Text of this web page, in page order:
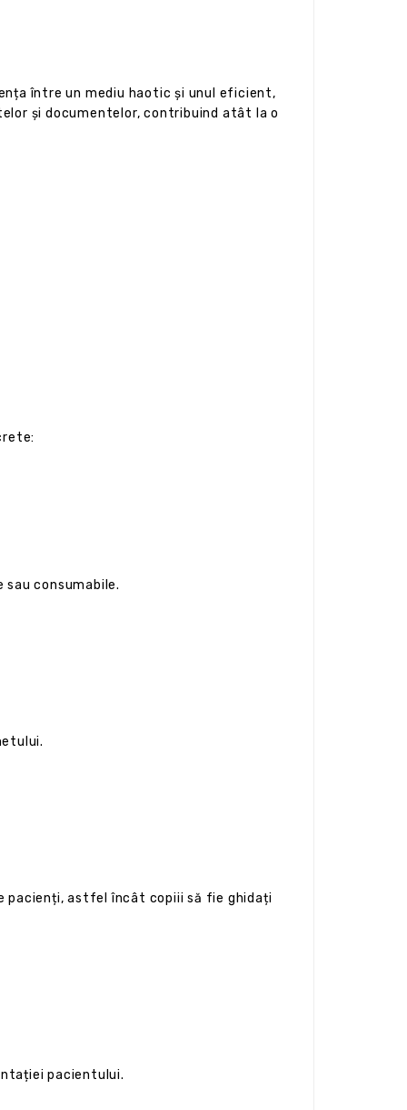
între un mediu haotic și unul eficient,
și documentelor, contribuind atât la o
consumabile.
pacienți, astfel încât copiii să fie ghidați
pacientului.